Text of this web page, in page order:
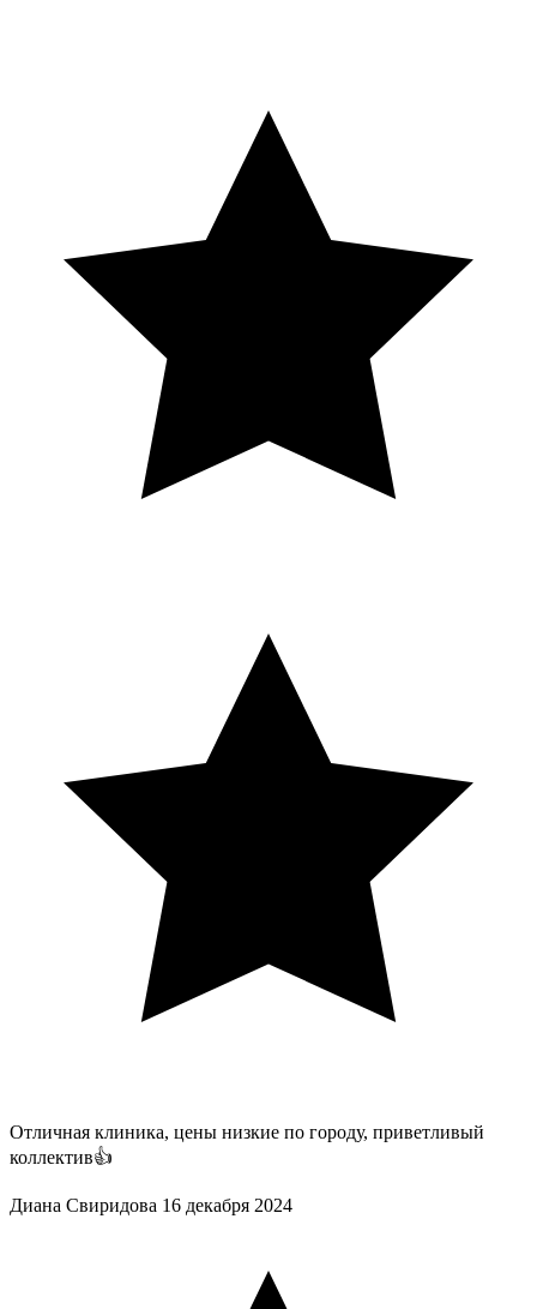
Отличная клиника, цены низкие по городу, приветливый
коллектив👍
Диана Свиридова 16 декабря 2024